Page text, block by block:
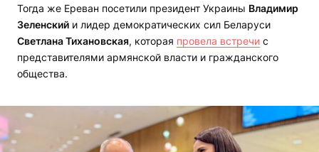
Тогда же Ереван посетили президент Украины Владимир
Зеленский и лидер демократических сил Беларуси
Светлана Тихановская, которая провела встречи с
представителями армянской власти и гражданского
общества.